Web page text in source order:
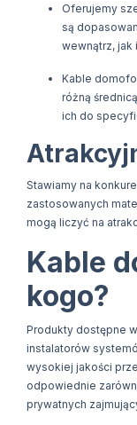
Oferujemy
są
wewnątrz, jak
Kable
różną
ich do
Stawiamy na
zastosowanych
mogą liczyć na
Kable
kogo?
Produkty dostępne
instalatorów
wysokiej jakości
odpowiednie
prywatnych